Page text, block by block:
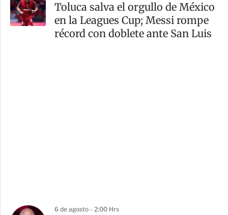
Toluca salva el orgullo de México
en la Leagues Cup; Messi rompe
récord con doblete ante San Luis
6 de agosto - 2:00 Hrs